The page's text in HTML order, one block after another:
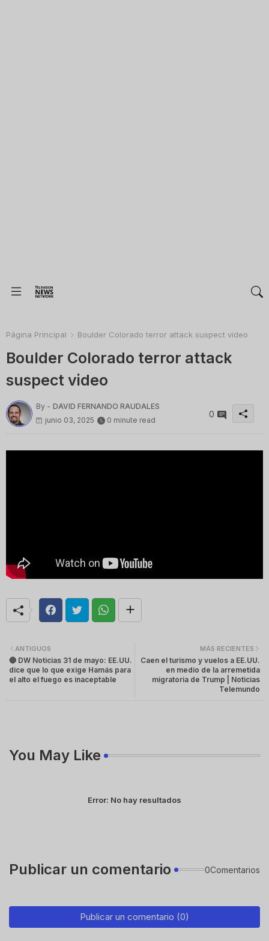
Página Principal Boulder Colorado terror attack suspect video
Boulder Colorado terror attack
suspect video
By - DAVID FERNANDO RAUDALES
junio 03, 2025
0 minute read
0
MÁS RECIENTES
Caen el turismo y vuelos a EE.UU.
en medio de la arremetida
migratoria de Trump | Noticias
Telemundo
ANTIGUOS
🔴 DW Noticias 31 de mayo: EE.UU.
dice que lo que exige Hamás para
el alto el fuego es inaceptable
You May Like
Error: No hay resultados
Publicar un comentario 0Comentarios
Publicar un comentario (0)